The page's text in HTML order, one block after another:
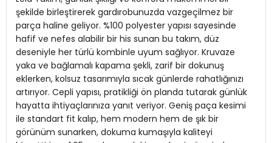
Model:Takım
Giyim Tarzı: Günlük/Casual
Desen:Düz
Materyal:% 100 Polyester
Yaka Tipi:Kruvaze Yaka
Kapama Şekli:Bağlamalı
Kol Tipi: Kolsuz
şekilde birleştirerek gardırobunuzda vazgeçilmez bir
parça haline geliyor. %100 polyester yapısı sayesinde
hafif ve nefes alabilir bir his sunan bu takım, düz
deseniyle her türlü kombinle uyum sağlıyor. Kruvaze
yaka ve bağlamalı kapama şekli, zarif bir dokunuş
eklerken, kolsuz tasarımıyla sıcak günlerde rahatlığınızı
artırıyor. Cepli yapısı, pratikliği ön planda tutarak günlük
hayatta ihtiyaçlarınıza yanıt veriyor. Geniş paça kesimi
ile standart fit kalıp, hem modern hem de şık bir
görünüm sunarken, dokuma kumaşıyla kaliteyi